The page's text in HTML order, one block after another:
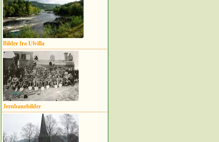
Bilder fra Ulvilla
Jernbanebilder